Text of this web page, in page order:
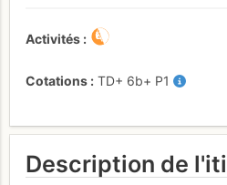
Activités
Cotations TD+ 6b+ P1
Description de